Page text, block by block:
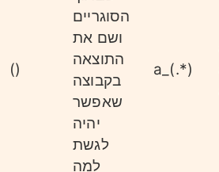
()
הסוגריים
ושם את
התוצאה
בקבוצה
שאפשר
יהיה
לגשת
למה
a_(.*)